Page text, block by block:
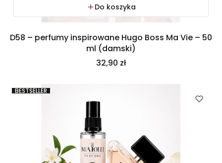
Do koszyka
D58 – perfumy inspirowane Hugo Boss Ma Vie – 50
ml (damski)
Cena
32,90 zł
BESTSELLER